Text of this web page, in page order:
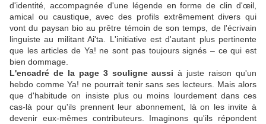
d'identité, accompagnée d'une légende en forme de clin d'œil,
amical ou caustique, avec des profils extrêmement divers qui
vont du paysan bio au prêtre témoin de son temps, de l'écrivain
linguiste au militant Ai'ta. L'initiative est d'autant plus pertinente
que les articles de Ya! ne sont pas toujours signés – ce qui est
bien dommage.
L'encadré de la page 3 souligne aussi à juste raison qu'un
hebdo comme Ya! ne pourrait tenir sans ses lecteurs. Mais alors
que d'habitude on insiste plus ou moins lourdement dans ces
cas-là pour qu'ils prennent leur abonnement, là on les invite à
devenir eux-mêmes contributeurs. Imaginons qu'ils répondent